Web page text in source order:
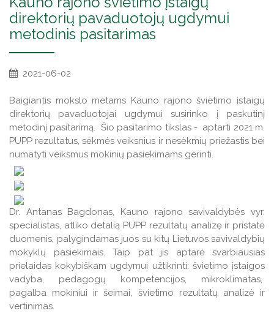
Naujienos
Kontaktai
Veiklos ataskaitos
Naudingos nuorodos TAU studentams
Leidiniai
JPK mokytojai mentoriai
Veiklos programos
Veiklos ataskaitos
direktorių pavaduotojų ugdymui
metodinis pasitarimas
2021-06-02
Baigiantis mokslo metams Kauno rajono švietimo įstaigų
direktorių pavaduotojai ugdymui susirinko į paskutinį
metodinį pasitarimą. Šio pasitarimo tikslas - aptarti 2021 m.
PUPP rezultatus, sėkmės veiksnius ir nesėkmių priežastis bei
numatyti veiksmus mokinių pasiekimams gerinti.
Dr. Antanas Bagdonas, Kauno rajono savivaldybės vyr.
specialistas, atliko detalią PUPP rezultatų analizę ir pristatė
duomenis, palygindamas juos su kitų Lietuvos savivaldybių
mokyklų pasiekimais. Taip pat jis aptarė svarbiausias
prielaidas kokybiškam ugdymui užtikrinti: švietimo įstaigos
vadyba, pedagogų kompetencijos, mikroklimatas,
pagalba mokiniui ir šeimai, švietimo rezultatų analizė ir
vertinimas.